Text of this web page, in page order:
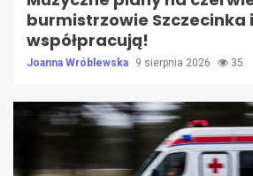
burmistrzowie Szczecinka
współpracują!
Joanna Wróblewska 9 sierpnia 2026 35